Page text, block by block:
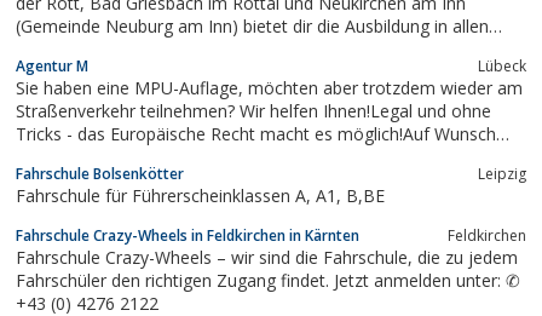
(Gemeinde Neuburg am Inn) bietet dir die Ausbildung in allen
Fahrer) und Güterverkehr (LKW-Fahrer) sowie gewerbliche
Ausbildungen (Stapler, Bagger,...
Agentur M Lübeck
Sie haben eine MPU-Auflage, möchten aber trotzdem wieder am
Straßenverkehr teilnehmen? Wir helfen Ihnen!Legal und ohne
Tricks - das Europäische Recht macht es möglich!Auf Wunsch
Polen bietet wöchentlich neue Kurse zum Festpreis an, in denen
Sie einen mpu-freien EU...
Fahrschule Bolsenkötter Leipzig
Fahrschule für Führerscheinklassen A, A1, B,BE
Fahrschule Crazy-Wheels in Feldkirchen in Kärnten Feldkirchen
Fahrschule Crazy-Wheels – wir sind die Fahrschule, die zu jedem
Fahrschüler den richtigen Zugang findet. Jetzt anmelden unter: ✆
+43 (0) 4276 2122